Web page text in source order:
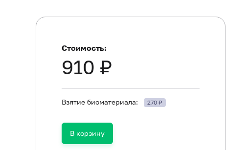
Не курить в течение 30 минут до исследования.
Стоимость:
910 ₽
Взятие биоматериала: 270 ₽
В корзину